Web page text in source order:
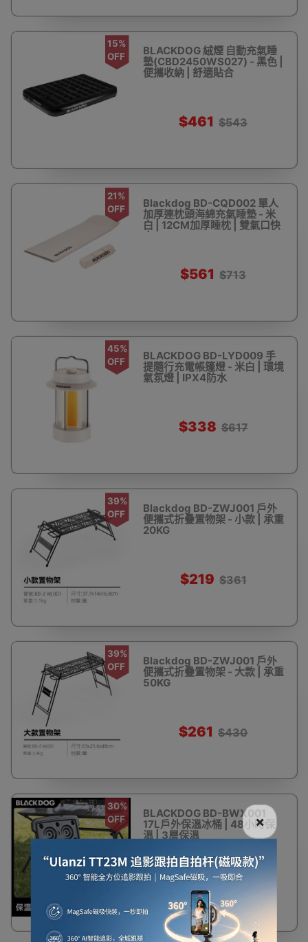
15%
OFF
BLACKDOG 絨煙 自動充氣睡
墊(CBD2450WS027) - 黑色 |
便攜收納 | 舒適貼合
$461 $543
21%
OFF
Blackdog BD-CQD002 單人
加厚連枕頭海綿充氣睡墊 - 米
白 | 12CM加厚睡枕 | 雙氣口快
充
$561 $713
45%
OFF
BLACKDOG BD-LYD009 手
提隨行充電帳篷燈 - 米白 | 環境
氣氛燈 | IPX4防水
$338 $617
39%
OFF
Blackdog BD-ZWJ001 戶外
便攜式折疊置物架 - 小款 | 承重
20KG
$219 $361
39%
OFF
Blackdog BD-ZWJ001 戶外
便攜式折疊置物架 - 大款 | 承重
50KG
$261 $430
30%
OFF
BLACKDOG BD-BWX001
17L戶外保溫冰桶 | 48小時保
溫 | 3層保溫
$210 $300
×